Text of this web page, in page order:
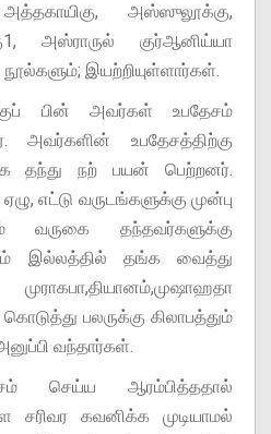
அஸ்ஸுலூக்கு,
அஸ்ராருல் குர்ஆனிய்யா
இயற்றியுள்ளார்கள்.
பின் அவர்கள் உபதேசம்
அவர்களின் உபதேசத்திற்கு
தந்து நற் பயன் பெற்றனர்.
எட்டு வருடங்களுக்கு முன்பு
வருகை தந்தவர்களுக்கு
இல்லத்தில் தங்க வைத்து
பலருக்கு கிலாபத்தும்
வந்தார்கள்.
செய்ய ஆரம்பித்ததால்
கவனிக்க முடியாமல்